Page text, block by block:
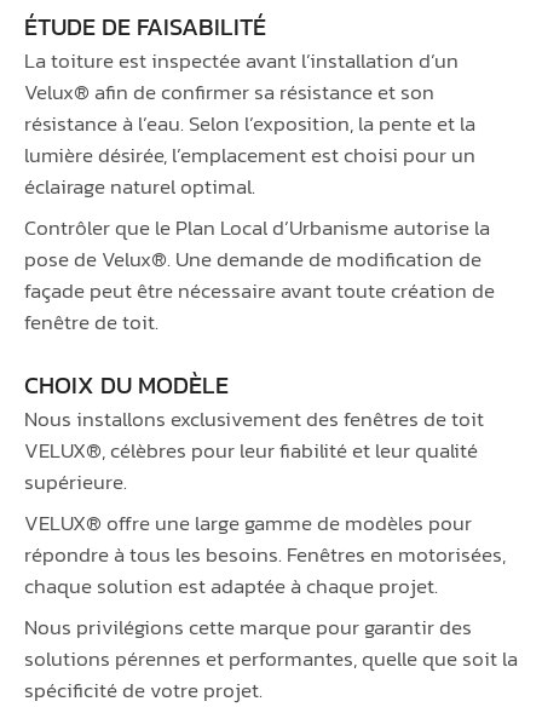
ÉTUDE DE FAISABILITÉ
La toiture est inspectée avant l’installation d’un
Velux® afin de confirmer sa résistance et son
résistance à l’eau. Selon l’exposition, la pente et la
lumière désirée, l’emplacement est choisi pour un
éclairage naturel optimal.
Contrôler que le Plan Local d’Urbanisme autorise la
pose de Velux®. Une demande de modification de
façade peut être nécessaire avant toute création de
fenêtre de toit.
CHOIX DU MODÈLE
Nous installons exclusivement des fenêtres de toit
VELUX®, célèbres pour leur fiabilité et leur qualité
supérieure.
VELUX® offre une large gamme de modèles pour
répondre à tous les besoins. Fenêtres en motorisées,
chaque solution est adaptée à chaque projet.
Nous privilégions cette marque pour garantir des
solutions pérennes et performantes, quelle que soit la
spécificité de votre projet.